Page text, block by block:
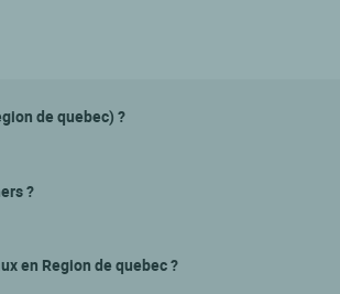
de quebec) ?
?
en Region de quebec ?